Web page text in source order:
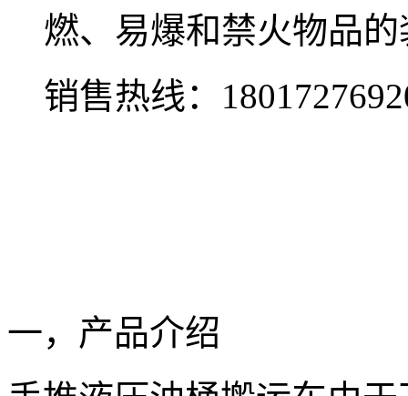
燃、易爆和禁火物品
销售热线：
一，产品介绍